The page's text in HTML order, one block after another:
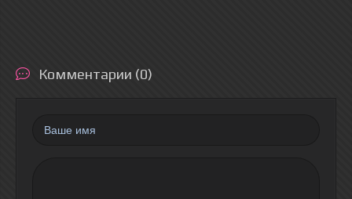
Комментарии (0)